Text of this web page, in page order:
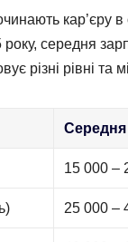
кар’єру в
середня
різні рівні та
Середня
15 000 –
25 000 –